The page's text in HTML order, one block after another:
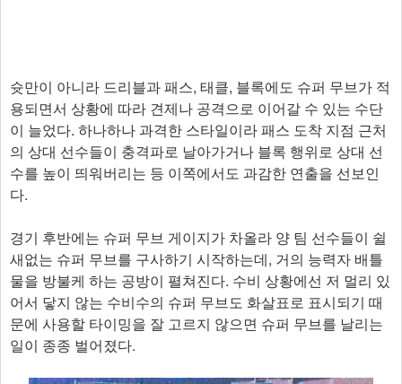
슛만이 아니라 드리블과 패스, 태클, 블록에도 슈퍼 무브가 적
용되면서 상황에 따라 견제나 공격으로 이어갈 수 있는 수단
이 늘었다. 하나하나 과격한 스타일이라 패스 도착 지점 근처
의 상대 선수들이 충격파로 날아가거나 블록 행위로 상대 선
수를 높이 띄워버리는 등 이쪽에서도 과감한 연출을 선보인
다.
경기 후반에는 슈퍼 무브 게이지가 차올라 양 팀 선수들이 쉴
새없는 슈퍼 무브를 구사하기 시작하는데, 거의 능력자 배틀
물을 방불케 하는 공방이 펼쳐진다. 수비 상황에선 저 멀리 있
어서 닿지 않는 수비수의 슈퍼 무브도 화살표로 표시되기 때
문에 사용할 타이밍을 잘 고르지 않으면 슈퍼 무브를 날리는
일이 종종 벌어졌다.